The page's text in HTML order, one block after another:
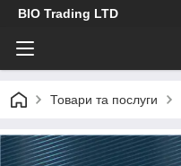
BIO Trading LTD
Товари та послуги